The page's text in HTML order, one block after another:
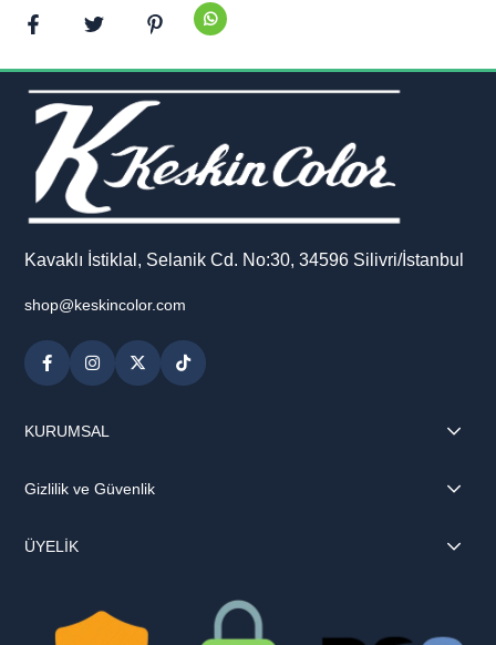
Kavaklı İstiklal, Selanik Cd. No:30, 34596 Silivri/İstanbul
shop@keskincolor.com
KURUMSAL
Gizlilik ve Güvenlik
ÜYELİK